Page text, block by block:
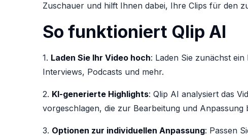
Zuschauer und hilft Ihnen dabei, Ihre Clips für den
So funktioniert Qlip AI
1. Laden Sie Ihr Video hoch: Laden Sie zunächst
Interviews, Podcasts und mehr.
2. KI-generierte Highlights: Qlip AI analysiert das
vorgeschlagen, die zur Bearbeitung und Anpassung
3. Optionen zur individuellen Anpassung: Passen